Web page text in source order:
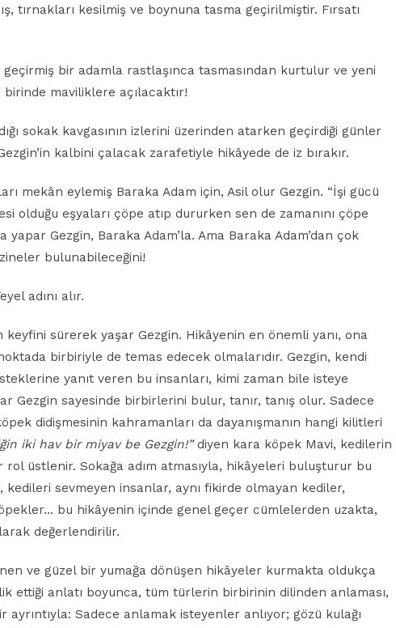
tırnakları kesilmiş ve boynuna tasma geçirilmiştir. Fırsatı
geçirmiş bir adamla rastlaşınca tasmasından kurtulur ve yeni
birinde maviliklere açılacaktır!
sokak kavgasının izlerini üzerinden atarken geçirdiği günler
kalbini çalacak zarafetiyle hikâyede de iz bırakır.
mekân eylemiş Baraka Adam için, Asil olur Gezgin. “İşi gücü
olduğu eşyaları çöpe atıp dururken sen de zamanını çöpe
yapar Gezgin, Baraka Adam’la. Ama Baraka Adam’dan çok
bulunabileceğini!
adını alır.
keyfini sürerek yaşar Gezgin. Hikâyenin en önemli yanı, ona
birbiriyle de temas edecek olmalarıdır. Gezgin, kendi
yanıt veren bu insanları, kimi zaman bile isteye
Gezgin sayesinde birbirlerini bulur, tanır, tanış olur. Sadece
didişmesinin kahramanları da dayanışmanın hangi kilitleri
iki hav bir miyav be Gezgin!”diyen kara köpek Mavi, kedilerin
üstlenir. Sokağa adım atmasıyla, hikâyeleri buluşturur bu
kedileri sevmeyen insanlar, aynı fikirde olmayan kediler,
bu hikâyenin içinde genel geçer cümlelerden uzakta,
değerlendirilir.
ve güzel bir yumağa dönüşen hikâyeler kurmakta oldukça
ettiği anlatı boyunca, tüm türlerin birbirinin dilinden anlaması,
ayrıntıyla: Sadece anlamak isteyenler anlıyor; gözü kulağı